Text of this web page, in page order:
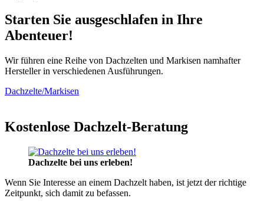
Starten Sie ausgeschlafen in Ihre
Abenteuer!
Wir führen eine Reihe von Dachzelten und Markisen namhafter
Hersteller in verschiedenen Ausführungen.
Dachzelte/Markisen
Kostenlose Dachzelt-Beratung
Dachzelte bei uns erleben!
Wenn Sie Interesse an einem Dachzelt haben, ist jetzt der richtige
Zeitpunkt, sich damit zu befassen.